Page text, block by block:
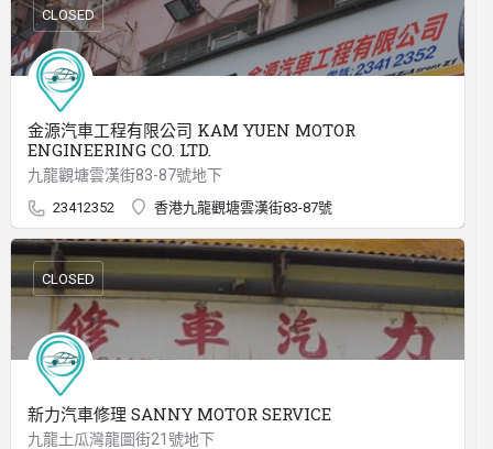
金源汽車工程有限公司 KAM YUEN MOTOR
ENGINEERING CO. LTD.
九龍觀塘雲漢街83-87號地下
23412352 香港九龍觀塘雲漢街83-87號
CLOSED
新力汽車修理 SANNY MOTOR SERVICE
九龍土瓜灣龍圖街21號地下
CLOSED